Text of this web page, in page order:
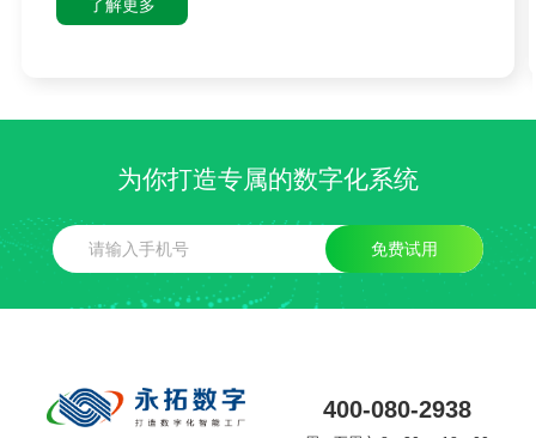
了解更多
为你打造专属的数字化系统
免费试用
400-080-2938